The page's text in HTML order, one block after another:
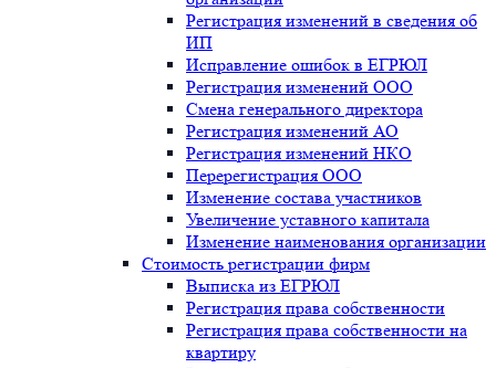
Регистрация изменений в сведения об
ИП
Исправление ошибок в ЕГРЮЛ
Регистрация изменений ООО
Смена генерального директора
Регистрация изменений АО
Регистрация изменений НКО
Перерегистрация ООО
Изменение состава участников
Увеличение уставного капитала
Изменение наименования организации
Стоимость регистрации фирм
Выписка из ЕГРЮЛ
Регистрация права собственности
Регистрация права собственности на
квартиру